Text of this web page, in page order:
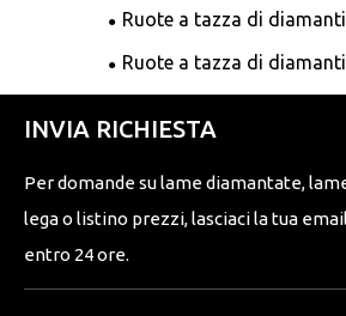
Ruote a tazza di
Ruote a tazza di
INVIA RICHIESTA
Per domande su lame diamantate,
lega o listino prezzi, lasciaci la tua
entro 24 ore.